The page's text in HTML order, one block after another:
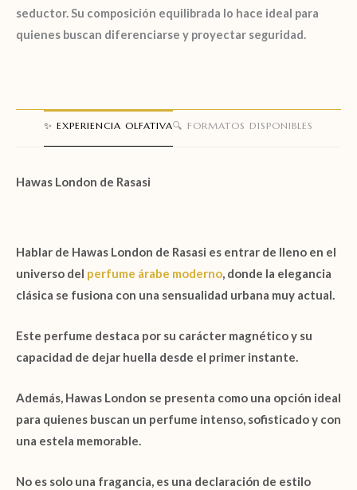
seductor. Su composición equilibrada lo hace ideal para
quienes buscan diferenciarse y proyectar seguridad.
✨ EXPERIENCIA OLFATIVA🔍 FORMATOS DISPONIBLES
Hawas London de Rasasi
Hablar de Hawas London de Rasasi es entrar de lleno en el
universo del perfume árabe moderno, donde la elegancia
clásica se fusiona con una sensualidad urbana muy actual.
Este perfume destaca por su carácter magnético y su
capacidad de dejar huella desde el primer instante.
Además, Hawas London se presenta como una opción ideal
para quienes buscan un perfume intenso, sofisticado y con
una estela memorable.
No es solo una fragancia, es una declaración de estilo